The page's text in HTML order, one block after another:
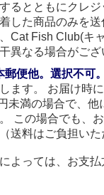
るとともにクレ
した商品のみを
Cat Fish Club(キ
異なる場合がござ
郵便他。選択不可
ます。 お届け時
未満の場合で、
この場合でも、
送料はご負担い
よっては、お支